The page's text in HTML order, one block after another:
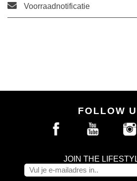
Voorraadnotificatie
FOLLOW
JOIN THE